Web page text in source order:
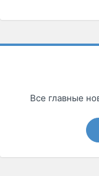
Все главные